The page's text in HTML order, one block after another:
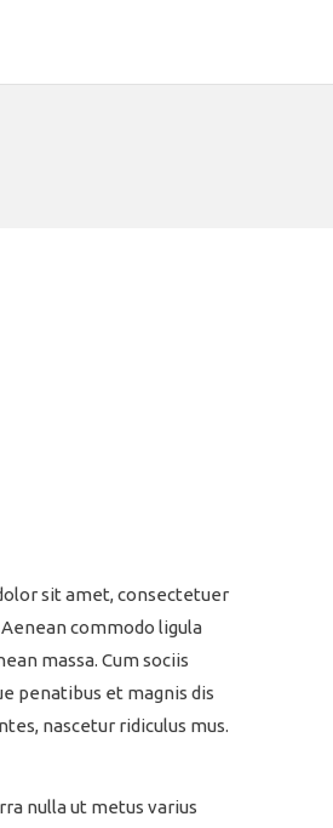
sit amet, consectetuer
commodo ligula
massa. Cum sociis
penatibus et magnis dis
nascetur ridiculus mus.
nulla ut metus varius